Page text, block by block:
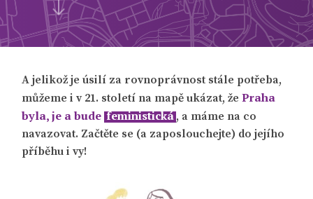
A jelikož je úsilí za rovnoprávnost stále potřeba,
můžeme i v 21. století na mapě ukázat, že Praha
byla, je a bude feministická , a máme na co
navazovat. Začtěte se (a zaposlouchejte) do jejího
příběhu i vy!